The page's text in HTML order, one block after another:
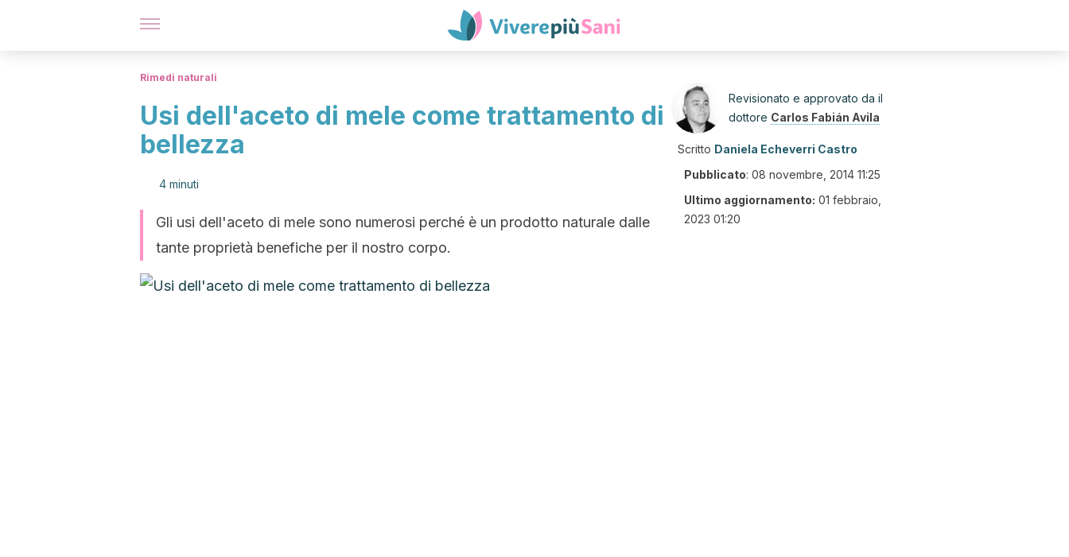
Rimedi naturali
Usi dell'aceto di mele come trattamento di
bellezza
4 minuti
Gli usi dell'aceto di mele sono numerosi perché è un prodotto naturale dalle
tante proprietà benefiche per il nostro corpo.
Revisionato e approvato da il
dottore Carlos Fabián Avila
Scritto Daniela Echeverri Castro
Pubblicato: 08 novembre, 2014 11:25
Ultimo aggiornamento: 01 febbraio,
2023 01:20